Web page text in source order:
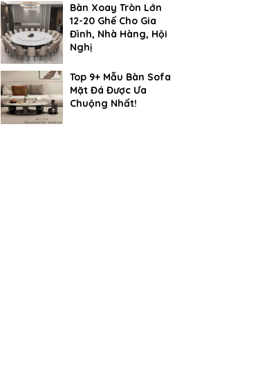
Bàn Xoay Tròn Lớn
12-20 Ghế Cho Gia
Đình, Nhà Hàng, Hội
Nghị
Top 9+ Mẫu Bàn Sofa
Mặt Đá Được Ưa
Chuộng Nhất!